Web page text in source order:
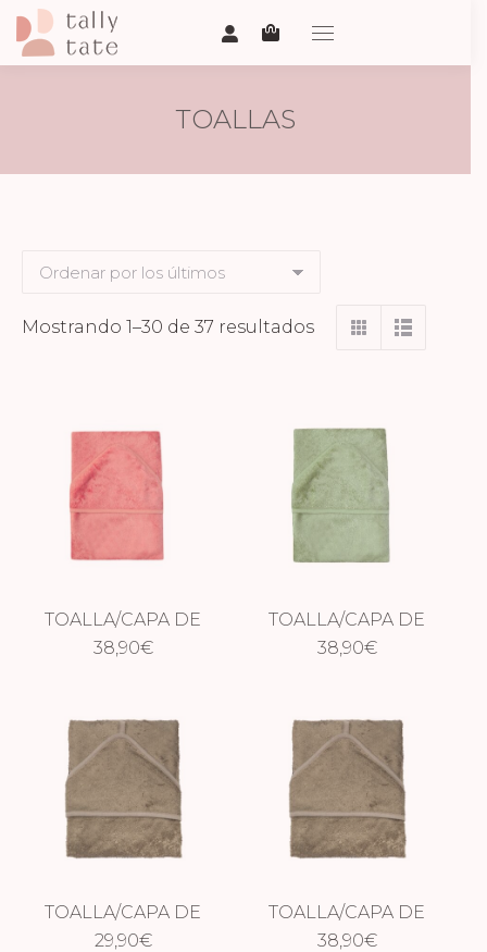
TOALLAS
Mostrando 1–30 de 37 resultadosOrdenado
TOALLA/CAPA DE
BAÑO XXL
38,90€
TOALLA/CAPA DE
BAÑO XXL ALOE
38,90€
TOALLA/CAPA DE
BAÑO JUNGLE
29,90€
TOALLA/CAPA DE
BAÑO XXL JUNGLE
38,90€